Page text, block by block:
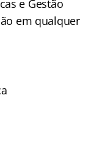
e Gestão
em qualquer